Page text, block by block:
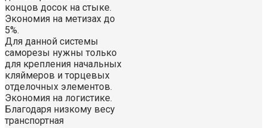
концов досок на стыке.
Экономия на метизах до
5%.
Для данной системы
саморезы нужны только
для крепления начальных
кляймеров и торцевых
отделочных элементов.
Экономия на логистике.
Благодаря низкому весу
транспортная